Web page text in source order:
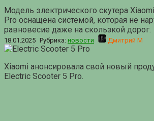
Модель электрического скутера
Pro оснащена системой, которая не
равновесие даже на скользкой дорог.
18.01.2025 Рубрика: новости Дмитрий М
Xiaomi анонсировала свой новый
Electric Scooter 5 Pro.